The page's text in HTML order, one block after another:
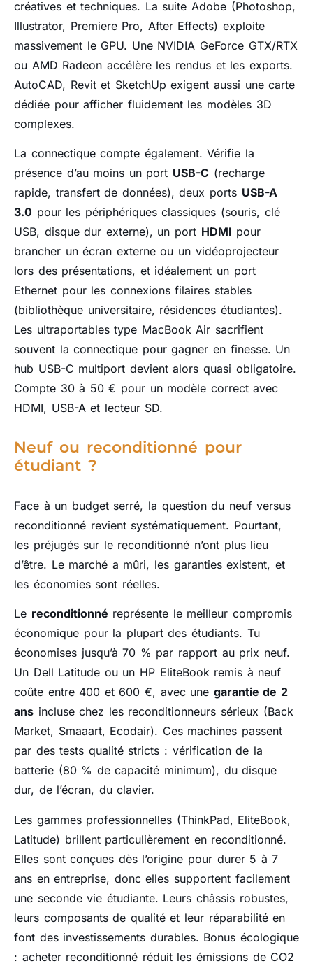
créatives et techniques. La suite Adobe (Photoshop,
Illustrator, Premiere Pro, After Effects) exploite
massivement le GPU. Une NVIDIA GeForce GTX/RTX
ou AMD Radeon accélère les rendus et les exports.
AutoCAD, Revit et SketchUp exigent aussi une carte
dédiée pour afficher fluidement les modèles 3D
complexes.
La connectique compte également. Vérifie la
présence d’au moins un port USB-C (recharge
rapide, transfert de données), deux ports USB-A
3.0 pour les périphériques classiques (souris, clé
USB, disque dur externe), un port HDMI pour
brancher un écran externe ou un vidéoprojecteur
lors des présentations, et idéalement un port
Ethernet pour les connexions filaires stables
(bibliothèque universitaire, résidences étudiantes).
Les ultraportables type MacBook Air sacrifient
souvent la connectique pour gagner en finesse. Un
hub USB-C multiport devient alors quasi obligatoire.
Compte 30 à 50 € pour un modèle correct avec
HDMI, USB-A et lecteur SD.
Neuf ou reconditionné pour
étudiant ?
Face à un budget serré, la question du neuf versus
reconditionné revient systématiquement. Pourtant,
les préjugés sur le reconditionné n’ont plus lieu
d’être. Le marché a mûri, les garanties existent, et
les économies sont réelles.
Le reconditionné représente le meilleur compromis
économique pour la plupart des étudiants. Tu
économises jusqu’à 70 % par rapport au prix neuf.
Un Dell Latitude ou un HP EliteBook remis à neuf
coûte entre 400 et 600 €, avec une garantie de 2
ans incluse chez les reconditionneurs sérieux (Back
Market, Smaaart, Ecodair). Ces machines passent
par des tests qualité stricts : vérification de la
batterie (80 % de capacité minimum), du disque
dur, de l’écran, du clavier.
Les gammes professionnelles (ThinkPad, EliteBook,
Latitude) brillent particulièrement en reconditionné.
Elles sont conçues dès l’origine pour durer 5 à 7
ans en entreprise, donc elles supportent facilement
une seconde vie étudiante. Leurs châssis robustes,
leurs composants de qualité et leur réparabilité en
font des investissements durables. Bonus écologique
: acheter reconditionné réduit les émissions de CO2